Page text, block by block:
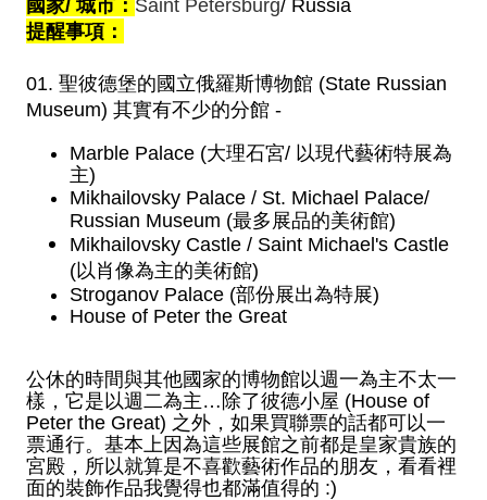
國家/ 城市： Saint Petersburg/ Russia
提醒事項：
01. 聖彼德堡的國立俄羅斯博物館 (State Russian
Museum) 其實有不少的分館 -
Marble Palace (大理石宮/ 以現代藝術特展為
主)
Mikhailovsky Palace /
Russian Museum (最多展品的美術館)
Mikhailovsky Castle / Saint Michael's Castle
(以肖像為主的美術館)
Stroganov Palace (部份展出為特展)
House of Peter the Great
公休的時間與其他國家的博物館以週一為主不太一
樣，它是以週二為主…除了彼德小屋 (House of
Peter the Great) 之外，如果買聯票的話都可以一
票通行。基本上因為這些展館之前都是皇家貴族的
宮殿，所以就算是不喜歡藝術作品的朋友，看看裡
面的裝飾作品我覺得也都滿值得的 :)